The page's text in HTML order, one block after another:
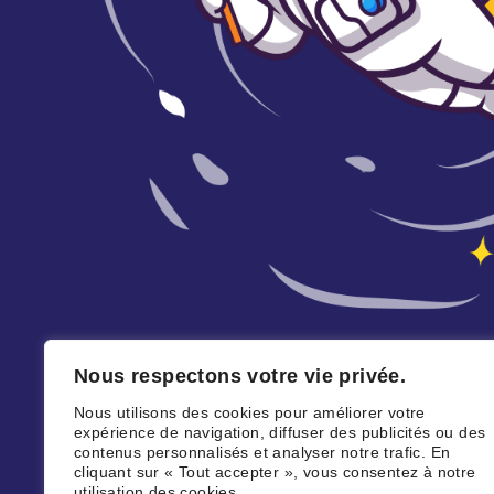
Nous respectons votre vie privée.
Nous utilisons des cookies pour améliorer votre
expérience de navigation, diffuser des publicités ou des
contenus personnalisés et analyser notre trafic. En
cliquant sur « Tout accepter », vous consentez à notre